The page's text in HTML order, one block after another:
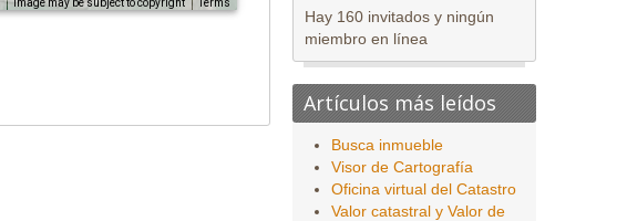
Hay 160 invitados y ningún
miembro en línea
Artículos más leídos
Busca inmueble
Visor de Cartografía
Oficina virtual del Catastro
Valor catastral y Valor de